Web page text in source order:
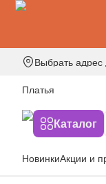
Выбрать адрес
Платья
Каталог
НовинкиАкции и